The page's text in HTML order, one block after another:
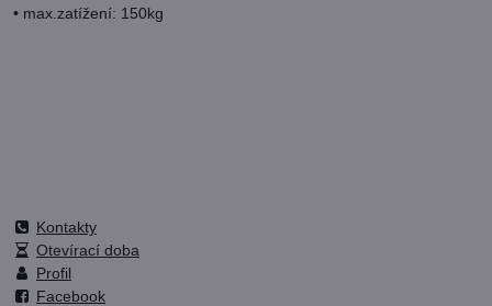
• max.zatížení: 150kg
Kontakty
Otevírací doba
Profil
Facebook